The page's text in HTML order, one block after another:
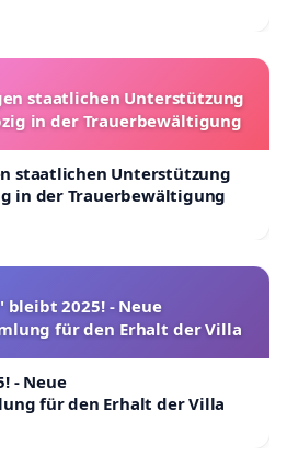
staatlichen Unterstützung
in der Trauerbewältigung
staatlichen Unterstützung
in der Trauerbewältigung
bleibt 2025! - Neue
für den Erhalt der Villa
- Neue
für den Erhalt der Villa